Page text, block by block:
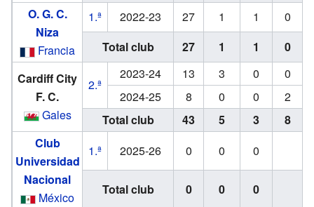
O. G. C.
Niza
Francia
1.ª 2022-23 27 1 1
0
Total club
27 1 1
0
Cardiff City
F. C.
Gales
2.ª
2023-24 13 3 0
0
2024-25
8 0 0
2
Total club
43 5 3
8
Club
Universidad
Nacional
México
1.ª 2025-26 0 0 0
Total club 0 0
0